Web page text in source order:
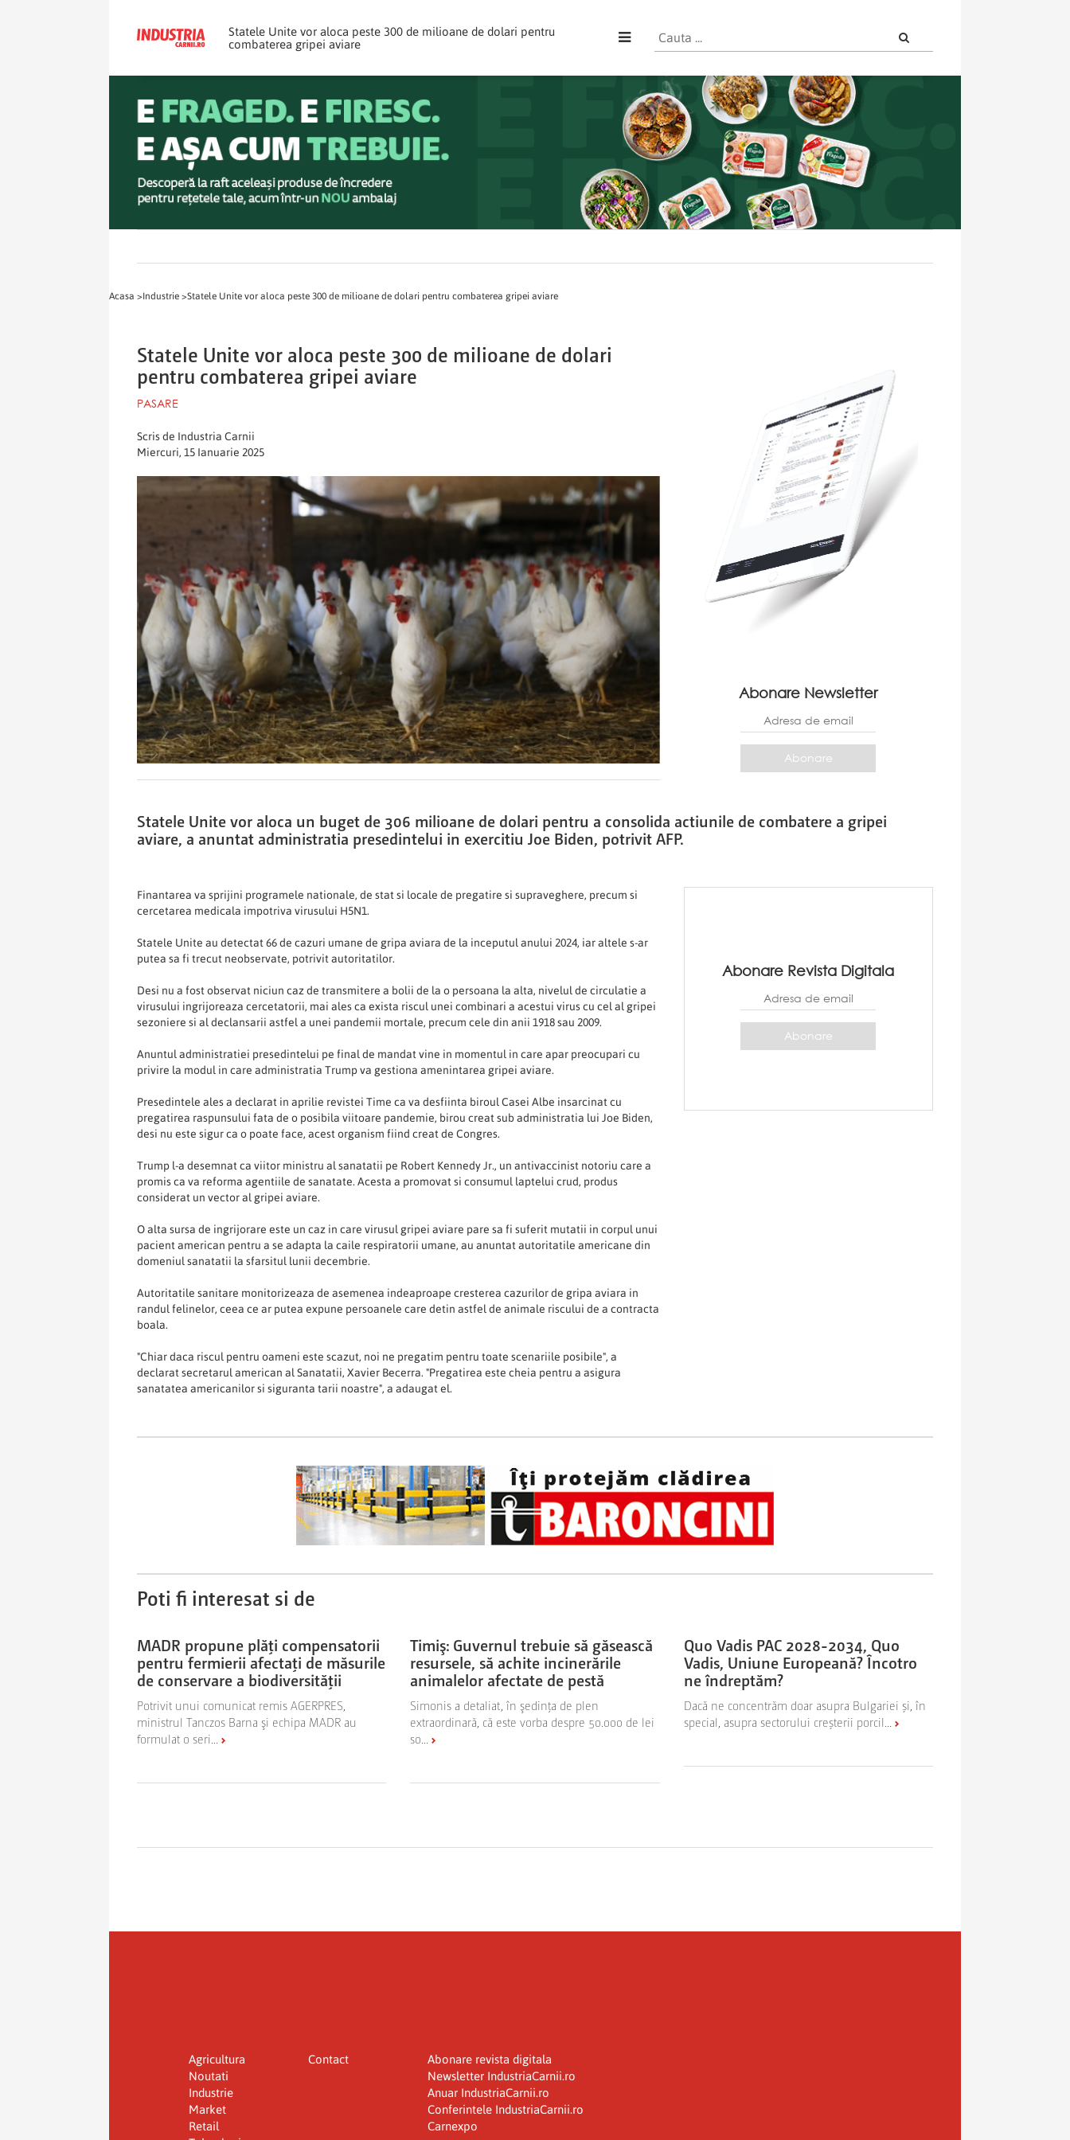
Statele Unite vor aloca peste 300 de milioane de dolari pentru
combaterea gripei aviare
Acasa >Industrie >Statele Unite vor aloca peste 300 de milioane de dolari pentru combaterea gripei aviare
Statele Unite vor aloca peste 300 de milioane de dolari
pentru combaterea gripei aviare
PASARE
Scris de Industria Carnii
Miercuri, 15 Ianuarie 2025
Abonare Newsletter
Statele Unite vor aloca un buget de 306 milioane de dolari pentru a consolida actiunile de combatere a gripei
aviare, a anuntat administratia presedintelui in exercitiu Joe Biden, potrivit AFP.
Finantarea va sprijini programele nationale, de stat si locale de pregatire si supraveghere, precum si
cercetarea medicala impotriva virusului H5N1.
Statele Unite au detectat 66 de cazuri umane de gripa aviara de la inceputul anului 2024, iar altele s-ar
putea sa fi trecut neobservate, potrivit autoritatilor.
Desi nu a fost observat niciun caz de transmitere a bolii de la o persoana la alta, nivelul de circulatie a
virusului ingrijoreaza cercetatorii, mai ales ca exista riscul unei combinari a acestui virus cu cel al gripei
sezoniere si al declansarii astfel a unei pandemii mortale, precum cele din anii 1918 sau 2009.
Anuntul administratiei presedintelui pe final de mandat vine in momentul in care apar preocupari cu
privire la modul in care administratia Trump va gestiona amenintarea gripei aviare.
Presedintele ales a declarat in aprilie revistei Time ca va desfiinta biroul Casei Albe insarcinat cu
pregatirea raspunsului fata de o posibila viitoare pandemie, birou creat sub administratia lui Joe Biden,
desi nu este sigur ca o poate face, acest organism fiind creat de Congres.
Trump l-a desemnat ca viitor ministru al sanatatii pe Robert Kennedy Jr., un antivaccinist notoriu care a
promis ca va reforma agentiile de sanatate. Acesta a promovat si consumul laptelui crud, produs
considerat un vector al gripei aviare.
O alta sursa de ingrijorare este un caz in care virusul gripei aviare pare sa fi suferit mutatii in corpul unui
pacient american pentru a se adapta la caile respiratorii umane, au anuntat autoritatile americane din
domeniul sanatatii la sfarsitul lunii decembrie.
Autoritatile sanitare monitorizeaza de asemenea indeaproape cresterea cazurilor de gripa aviara in
randul felinelor, ceea ce ar putea expune persoanele care detin astfel de animale riscului de a contracta
boala.
"Chiar daca riscul pentru oameni este scazut, noi ne pregatim pentru toate scenariile posibile", a
declarat secretarul american al Sanatatii, Xavier Becerra. "Pregatirea este cheia pentru a asigura
sanatatea americanilor si siguranta tarii noastre", a adaugat el.
Abonare Revista Digitala
Poti fi interesat si de
MADR propune plăţi compensatorii
pentru fermierii afectaţi de măsurile
de conservare a biodiversităţii
Potrivit unui comunicat remis AGERPRES,
ministrul Tanczos Barna şi echipa MADR au
formulat o seri...
Timiş: Guvernul trebuie să găsească
resursele, să achite incinerările
animalelor afectate de pestă
Simonis a detaliat, în şedinţa de plen
extraordinară, că este vorba despre 50.000 de lei
so...
Quo Vadis PAC 2028-2034, Quo
Vadis, Uniune Europeană? Încotro
ne îndreptăm?
Dacă ne concentrăm doar asupra Bulgariei și, în
special, asupra sectorului creșterii porcil...
Agricultura
Noutati
Industrie
Market
Retail
Contact
Abonare revista digitala
Newsletter IndustriaCarnii.ro
Anuar IndustriaCarnii.ro
Conferintele IndustriaCarnii.ro
Carnexpo